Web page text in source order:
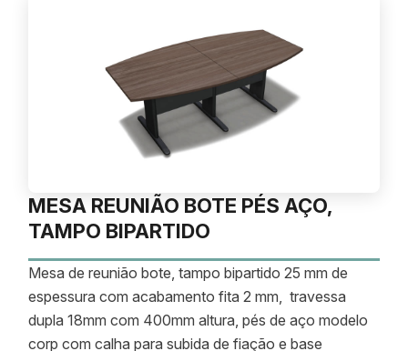
MESA REUNIÃO BOTE PÉS AÇO,
TAMPO BIPARTIDO
Mesa de reunião bote, tampo bipartido 25 mm de
espessura com acabamento fita 2 mm, travessa
dupla 18mm com 400mm altura, pés de aço modelo
corp com calha para subida de fiação e base